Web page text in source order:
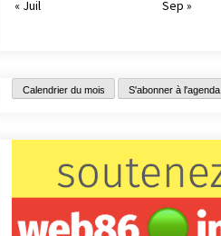
« Juil
Sep »
Calendrier du mois S'abonner à l'agenda